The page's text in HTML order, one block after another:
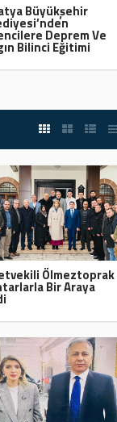
Büyükşehir
Deprem Ve
Bilinci Eğitimi
Ölmeztoprak
Bir Araya